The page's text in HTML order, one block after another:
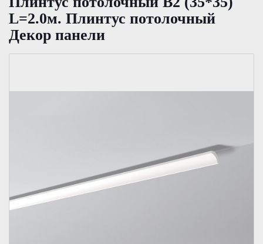
L=2.0м. Плинтус потолочный
Декор панели